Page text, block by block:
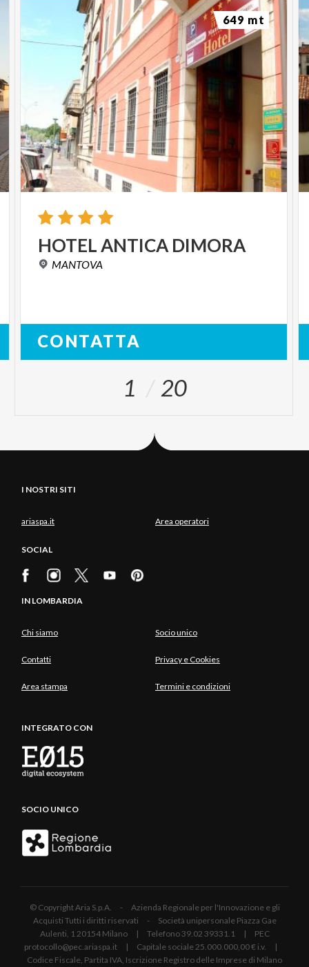
HOTELANTICA DIMORA
MANTOVA
CONTATTA
649 mt
1 20
I NOSTRI SITI
ariaspa.it Area operatori
SOCIAL
IN LOMBARDIA
Chi siamo Socio unico
Contatti Privacy e Cookies
Area stampa Termini e condizioni
INTEGRATO CON
SOCIO UNICO
© Copyright Aria S.p.A. - Azienda Regionale per l'Innovazione e gli
Acquisti Tutti i diritti riservati - Società unipersonale Piazza Gae
Aulenti, 1 20154 Milano | Telefono 39.02 39331.1 | PEC
protocollo@pec.ariaspa.it | Capitale sociale 25.000.000,00 € i.v. |
Codice Fiscale, Partita IVA, Iscrizione Registro delle Imprese di Milano